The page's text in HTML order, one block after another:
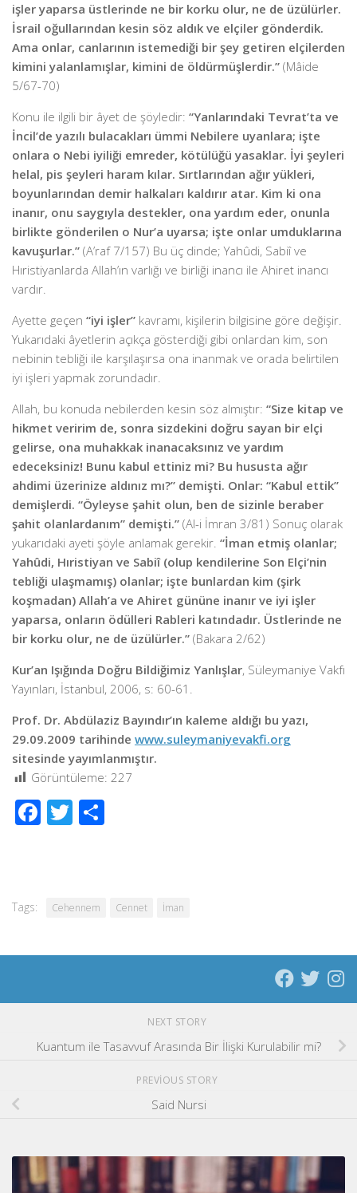
işler yaparsa üstlerinde ne bir korku olur, ne de üzülürler.
İsrail oğullarından kesin söz aldık ve elçiler gönderdik.
Ama onlar, canlarının istemediği bir şey getiren elçilerden
kimini yalanlamışlar, kimini de öldürmüşlerdir.” (Mâide
5/67-70)
Konu ile ilgili bir âyet de şöyledir: “Yanlarındaki Tevrat’ta ve
İncil’de yazılı bulacakları ümmi Nebilere uyanlara; işte
onlara o Nebi iyiliği emreder, kötülüğü yasaklar. İyi şeyleri
helal, pis şeyleri haram kılar. Sırtlarından ağır yükleri,
boyunlarından demir halkaları kaldırır atar. Kim ki ona
inanır, onu saygıyla destekler, ona yardım eder, onunla
birlikte gönderilen o Nur’a uyarsa; işte onlar umduklarına
kavuşurlar.” (A’raf 7/157) Bu üç dinde; Yahûdi, Sabiî ve
Hıristiyanlarda Allah’ın varlığı ve birliği inancı ile Ahiret inancı
vardır.
Ayette geçen “iyi işler” kavramı, kişilerin bilgisine göre değişir.
Yukarıdaki âyetlerin açıkça gösterdiği gibi onlardan kim, son
nebinin tebliği ile karşılaşırsa ona inanmak ve orada belirtilen
iyi işleri yapmak zorundadır.
Allah, bu konuda nebilerden kesin söz almıştır: “Size kitap ve
hikmet veririm de, sonra sizdekini doğru sayan bir elçi
gelirse, ona muhakkak inanacaksınız ve yardım
edeceksiniz! Bunu kabul ettiniz mi? Bu hususta ağır
ahdimi üzerinize aldınız mı?” demişti. Onlar: “Kabul ettik”
demişlerdi. “Öyleyse şahit olun, ben de sizinle beraber
şahit olanlardanım” demişti.” (Al-i İmran 3/81) Sonuç olarak
yukarıdaki ayeti şöyle anlamak gerekir. “İman etmiş olanlar;
Yahûdi, Hıristiyan ve Sabiî (olup kendilerine Son Elçi’nin
tebliği ulaşmamış) olanlar; işte bunlardan kim (şirk
koşmadan) Allah’a ve Ahiret gününe inanır ve iyi işler
yaparsa, onların ödülleri Rableri katındadır. Üstlerinde ne
bir korku olur, ne de üzülürler.” (Bakara 2/62)
Kur’an Işığında Doğru Bildiğimiz Yanlışlar, Süleymaniye Vakfı
Yayınları, İstanbul, 2006, s: 60-61.
Prof. Dr. Abdülaziz Bayındır’ın kaleme aldığı bu yazı,
29.09.2009 tarihinde www.suleymaniyevakfi.org
sitesinde yayımlanmıştır.
Görüntüleme: 227
Facebook
Twitter
Tags: Cehennem Cennet İman
NEXT STORY
Kuantum ile Tasavvuf Arasında Bir İlişki Kurulabilir mi?
PREVIOUS STORY
Said Nursi